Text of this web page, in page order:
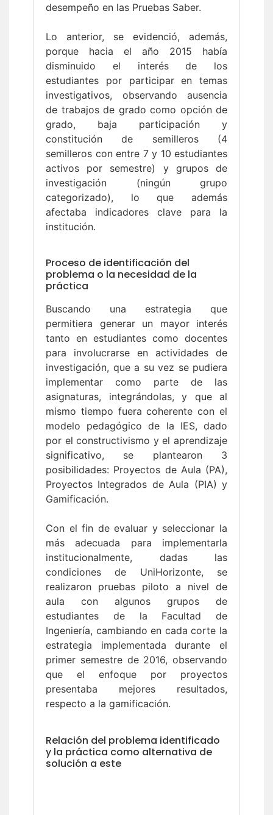
desempeño en las Pruebas Saber.
Lo anterior, se evidenció, además,
porque hacia el año 2015 había
disminuido el interés de los
estudiantes por participar en temas
investigativos, observando ausencia
de trabajos de grado como opción de
grado, baja participación y
constitución de semilleros (4
semilleros con entre 7 y 10 estudiantes
activos por semestre) y grupos de
investigación (ningún grupo
categorizado), lo que además
afectaba indicadores clave para la
institución.
Proceso de identificación del
problema o la necesidad de la
práctica
Buscando una estrategia que
permitiera generar un mayor interés
tanto en estudiantes como docentes
para involucrarse en actividades de
investigación, que a su vez se pudiera
implementar como parte de las
asignaturas, integrándolas, y que al
mismo tiempo fuera coherente con el
modelo pedagógico de la IES, dado
por el constructivismo y el aprendizaje
significativo, se plantearon 3
posibilidades: Proyectos de Aula (PA),
Proyectos Integrados de Aula (PIA) y
Gamificación.
Con el fin de evaluar y seleccionar la
más adecuada para implementarla
institucionalmente, dadas las
condiciones de UniHorizonte, se
realizaron pruebas piloto a nivel de
aula con algunos grupos de
estudiantes de la Facultad de
Ingeniería, cambiando en cada corte la
estrategia implementada durante el
primer semestre de 2016, observando
que el enfoque por proyectos
presentaba mejores resultados,
respecto a la gamificación.
Relación del problema identificado
y la práctica como alternativa de
solución a este